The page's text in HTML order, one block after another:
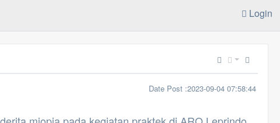
Login
Date Post :2023-09-04 07:58:44